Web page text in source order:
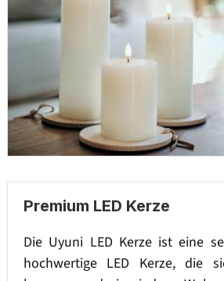
Premium LED Kerze
Die Uyuni LED Kerze ist eine
hochwertige LED Kerze, die